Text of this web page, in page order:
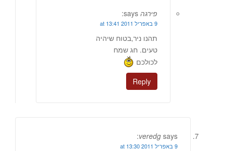
פירגה says:
9 באפריל 2011 at 13:41
תהנו ניר,בטוח שיהיה
טעים. חג שמח
לכולכם
Reply
veredg says:
9 באפריל 2011 at 13:30